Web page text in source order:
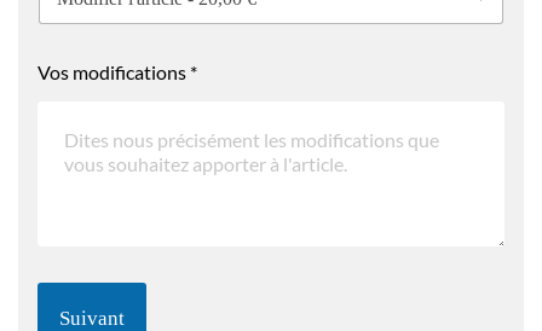
Vos modifications *
Suivant